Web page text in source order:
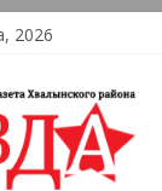
2026